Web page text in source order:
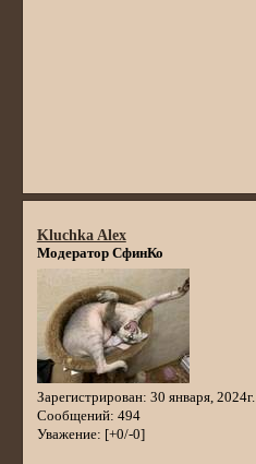
Kluchka Alex
Модератор СфинКо
Зарегистрирован: 30 января, 2024г.
Сообщений: 494
Уважение: [+0/-0]